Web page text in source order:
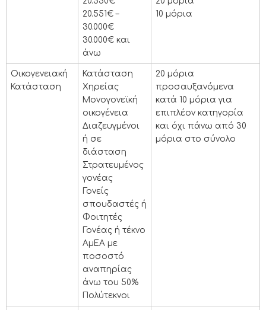
20.551€ –
30.000€
30.000€ και
άνω
10 μόρια
Οικογενειακή
Κατάσταση
Κατάσταση
Χηρείας
Μονογονεϊκή
οικογένεια
Διαζευγμένοι
ή σε
διάσταση
Στρατευμένος
γονέας
Γονείς
σπουδαστές ή
Φοιτητές
Γονέας ή τέκνο
ΑμΕΑ με
ποσοστό
αναπηρίας
άνω του 50%
Πολύτεκνοι
20 μόρια
προσαυξανόμενα
κατά 10 μόρια για
επιπλέον κατηγορία
και όχι πάνω από 30
μόρια στο σύνολο